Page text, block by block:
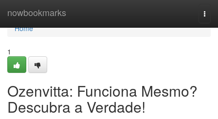
nowbookmarks
Home
Home
1
Ozenvitta: Funciona Mesmo?
Descubra a Verdade!